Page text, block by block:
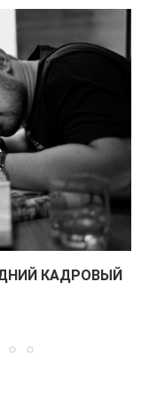
КАДРОВЫЙ